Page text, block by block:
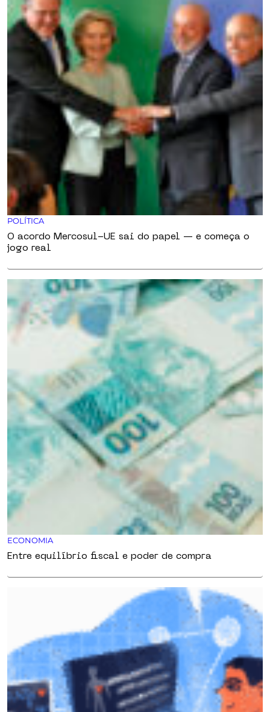
POLÍTICA
O acordo Mercosul-UE sai do papel — e começa o
jogo real
ECONOMIA
Entre equilíbrio fiscal e poder de compra